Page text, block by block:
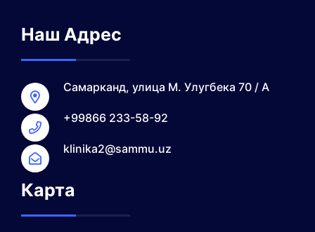
Наш Адрес
Самарканд, улица М. Улугбека 70 / А
+99866 233-58-92
klinika2@sammu.uz
Карта